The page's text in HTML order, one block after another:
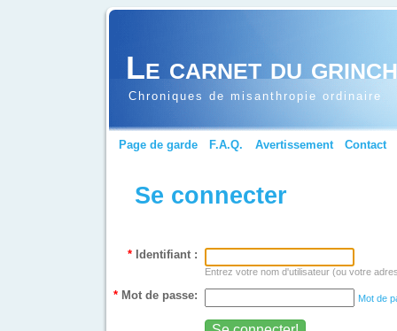
Le carnet du
Chroniques de misanthropie ordinaire
Page de garde F.A.Q. Avertissement Contact
Se connecter
* Identifiant :
Entrez votre nom d'utilisateur (ou votre
* Mot de passe: Mot de